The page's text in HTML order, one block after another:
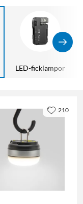
LED-ficklampor
210